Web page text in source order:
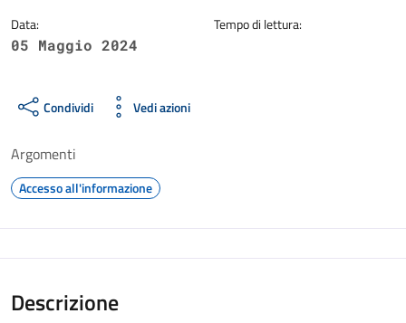
Data:
05 Maggio 2024
Tempo di lettura:
Condividi Vedi azioni
Argomenti
Accesso all'informazione
Descrizione